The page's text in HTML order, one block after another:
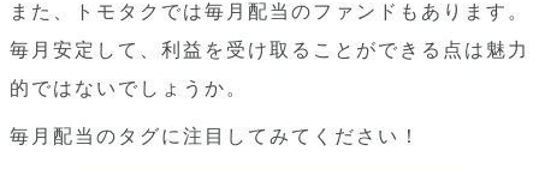
また、トモタクでは毎月配当のファンドもあります。
毎月安定して、利益を受け取ることができる点は魅力
的ではないでしょうか。
毎月配当のタグに注目してみてください！